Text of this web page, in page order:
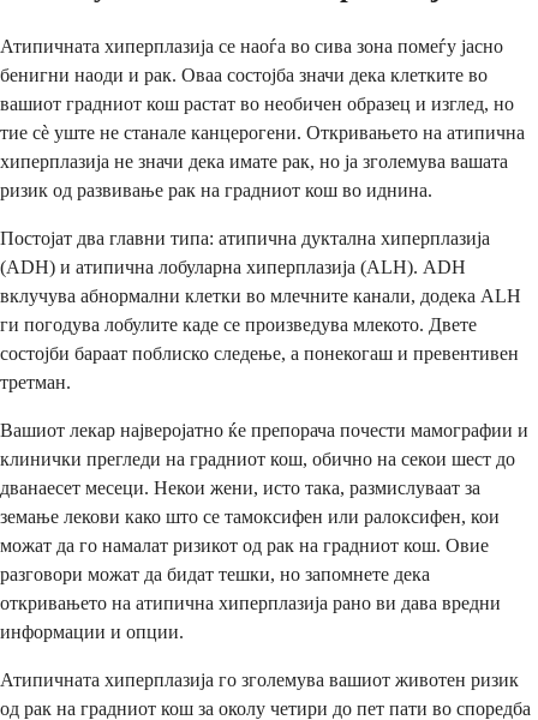
Атипичната хиперплазија се наоѓа во сива зона помеѓу јасно
бенигни наоди и рак. Оваа состојба значи дека клетките во
вашиот градниот кош растат во необичен образец и изглед, но
тие сè уште не станале канцерогени. Откривањето на атипична
хиперплазија не значи дека имате рак, но ја зголемува вашата
ризик од развивање рак на градниот кош во иднина.
Постојат два главни типа: атипична дуктална хиперплазија
(ADH) и атипична лобуларна хиперплазија (ALH). ADH
вклучува абнормални клетки во млечните канали, додека ALH
ги погодува лобулите каде се произведува млекото. Двете
состојби бараат поблиско следење, а понекогаш и превентивен
третман.
Вашиот лекар најверојатно ќе препорача почести мамографии и
клинички прегледи на градниот кош, обично на секои шест до
дванаесет месеци. Некои жени, исто така, размислуваат за
земање лекови како што се тамоксифен или ралоксифен, кои
можат да го намалат ризикот од рак на градниот кош. Овие
разговори можат да бидат тешки, но запомнете дека
откривањето на атипична хиперплазија рано ви дава вредни
информации и опции.
Атипичната хиперплазија го зголемува вашиот животен ризик
од рак на градниот кош за околу четири до пет пати во споредба